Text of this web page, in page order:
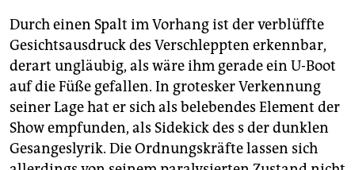
Durch einen Spalt im Vorhang ist der verblüffte
Gesichtsausdruck des Verschleppten erkennbar,
derart ungläubig, als wäre ihm gerade ein U-Boot
auf die Füße gefallen. In grotesker Verkennung
seiner Lage hat er sich als belebendes Element der
Show empfunden, als Sidekick des s der dunklen
Gesangeslyrik. Die Ordnungskräfte lassen sich